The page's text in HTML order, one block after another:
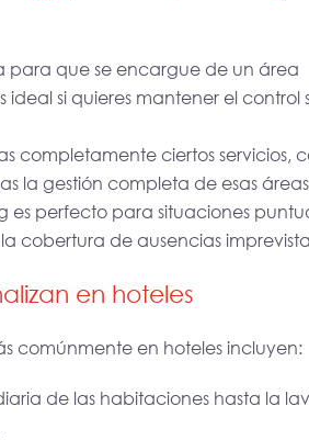
para que se encargue de un área
si quieres mantener el control
completamente ciertos servicios,
la gestión completa de esas
es perfecto para situaciones
cobertura de ausencias
en hoteles
comúnmente en hoteles incluyen:
de las habitaciones hasta la